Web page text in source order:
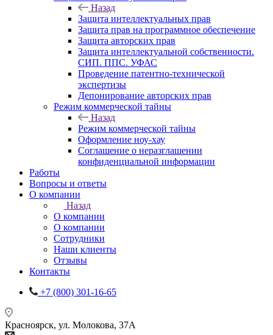
Назад
Защита интеллектуальных прав
Защита прав на программное обеспечение
Защита авторских прав
Защита интеллектуальной собственности.
СИП. ППС. УФАС
Проведение патентно-технической
экспертизы
Депонирование авторских прав
Режим коммерческой тайны
Назад
Режим коммерческой тайны
Оформление ноу-хау
Соглашение о неразглашении
конфиденциальной информации
Работы
Вопросы и ответы
О компании
Назад
О компании
О компании
Сотрудники
Наши клиенты
Отзывы
Контакты
+7 (800) 301-16-65
Красноярск, ул. Молокова, 37А